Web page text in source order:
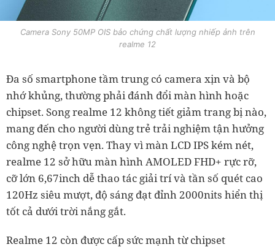
Camera Sony 50MP OIS bảo chứng chất lượng nhiếp ảnh trên
realme 12
Đa số smartphone tầm trung có camera xịn và bộ
nhớ khủng, thường phải đánh đổi màn hình hoặc
chipset. Song realme 12 không tiết giảm trang bị nào,
mang đến cho người dùng trẻ trải nghiệm tận hưởng
công nghệ trọn vẹn. Thay vì màn LCD IPS kém nét,
realme 12 sở hữu màn hình AMOLED FHD+ rực rỡ,
cỡ lớn 6,67inch dễ thao tác giải trí và tần số quét cao
120Hz siêu mượt, độ sáng đạt đỉnh 2000nits hiển thị
tốt cả dưới trời nắng gắt.
Realme 12 còn được cấp sức mạnh từ chipset